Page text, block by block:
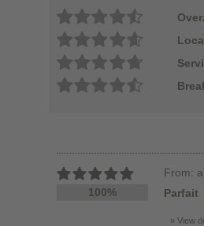
100%
From:
Parfait
View